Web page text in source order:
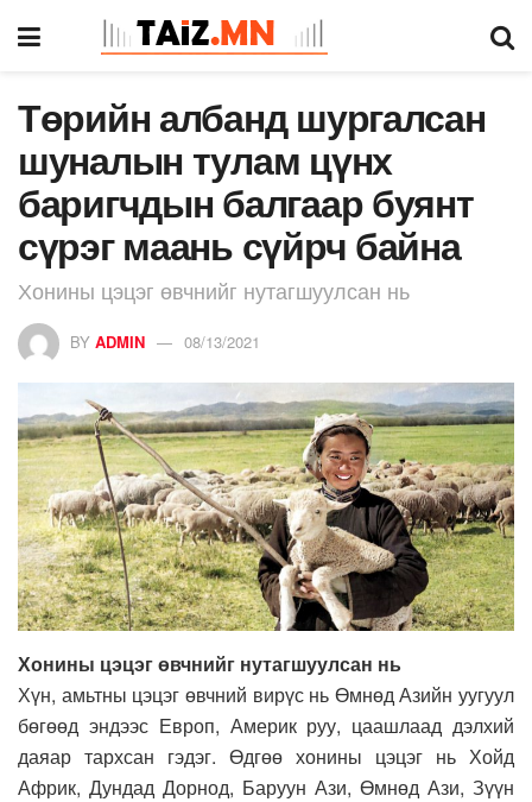
Төрийн албанд шургалсан
шуналын тулам цүнх
баригчдын балгаар буянт
сүрэг маань сүйрч байна
Хонины цэцэг өвчнийг нутагшуулсан нь
BY ADMIN 08/13/2021
Хонины цэцэг өвчнийг нутагшуулсан нь
Хүн, амьтны цэцэг өвчний вирүс нь Өмнөд Азийн уугуул
бөгөөд эндээс Европ, Америк руу, цаашлаад дэлхий
даяар тархсан гэдэг. Өдгөө хонины цэцэг нь Хойд
Африк, Дундад Дорнод, Баруун Ази, Өмнөд Ази, Зүүн